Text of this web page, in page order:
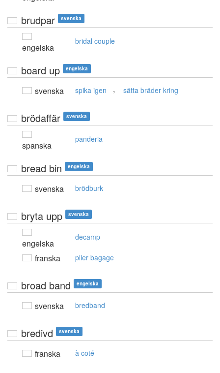
brudpar svenska
engelska
bridal couple
board up engelska
svenska spika igen , sätta bräder kring
brödaffär svenska
spanska
panderia
bread bin engelska
svenska brödburk
bryta upp svenska
engelska
decamp
franska plier bagage
broad band engelska
svenska bredband
bredivd svenska
franska à coté